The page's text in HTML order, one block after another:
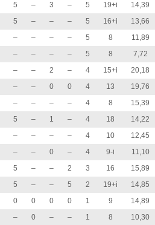
5 – 3 – 5 19+i
14,39
5 – – – 5 16+i
13,66
– – – – 5 8
11,89
– – – – 5 8
7,72
– – 2 – 4 15+i
20,18
– – 0 0 4 13
19,76
– – – – 4 8
15,39
5 – 1 – 4 18
14,22
– – – – 4 10
12,45
– – 0 – 4 9-i
11,10
5 – – 2 3 16
15,89
5 – – 5 2 19+i
14,85
0 0 0 0 1 9
14,89
– 0 – – 1 8
10,30